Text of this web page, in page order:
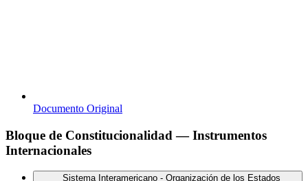
Documento Original
Bloque de Constitucionalidad — Instrumentos
Internacionales
Sistema Interamericano - Organización de los Estados